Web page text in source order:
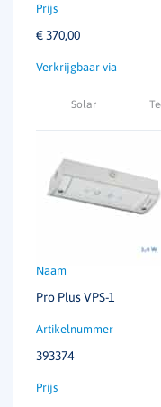
€ 370,00
Solar
Pro Plus VPS-1
393374